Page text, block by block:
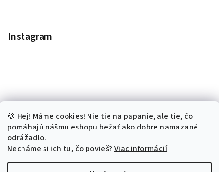
🍪 Hej! Máme cookies! Nie tie na papanie, ale tie, čo
pomáhajú nášmu eshopu bežať ako dobre namazané
odrážadlo.
Necháme si ich tu, čo povieš? Viac informácií
Instagram
Sledovať na Instagrame